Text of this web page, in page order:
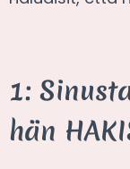
1:
hän